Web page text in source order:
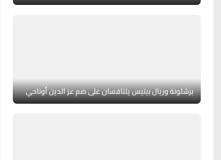
برشلونة وريال بيتيس يتنافسان على ضم عز الدين أوناحي